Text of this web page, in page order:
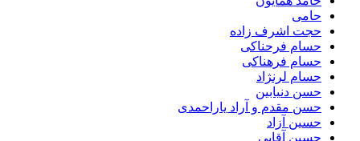
حامی
حجت اشرف زاده
حسام فرحناکی
حسام فرهناکی
حسام لرنژاد
حسن دنیابین
حسن مقدم و آراد یاراحمدی
حسین آزاد
حسین آقایی